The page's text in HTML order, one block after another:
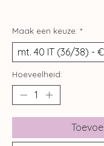
Maak een keuze: *
Hoeveelheid: